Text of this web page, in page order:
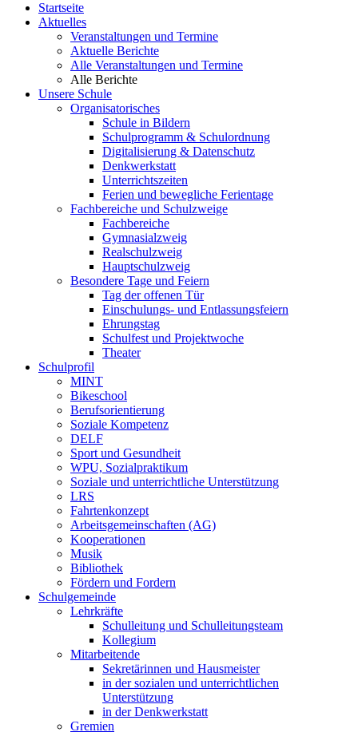
Startseite
Aktuelles
Veranstaltungen und Termine
Aktuelle Berichte
Alle Veranstaltungen und Termine
Alle Berichte
Unsere Schule
Organisatorisches
Schule in Bildern
Schulprogramm & Schulordnung
Digitalisierung & Datenschutz
Denkwerkstatt
Unterrichtszeiten
Ferien und bewegliche Ferientage
Fachbereiche und Schulzweige
Fachbereiche
Gymnasialzweig
Realschulzweig
Hauptschulzweig
Besondere Tage und Feiern
Tag der offenen Tür
Einschulungs- und Entlassungsfeiern
Ehrungstag
Schulfest und Projektwoche
Theater
Schulprofil
MINT
Bikeschool
Berufsorientierung
Soziale Kompetenz
DELF
Sport und Gesundheit
WPU, Sozialpraktikum
Soziale und unterrichtliche Unterstützung
LRS
Fahrtenkonzept
Arbeitsgemeinschaften (AG)
Kooperationen
Musik
Bibliothek
Fördern und Fordern
Schulgemeinde
Lehrkräfte
Schulleitung und Schulleitungsteam
Kollegium
Mitarbeitende
Sekretärinnen und Hausmeister
in der sozialen und unterrichtlichen
Unterstützung
in der Denkwerkstatt
Gremien